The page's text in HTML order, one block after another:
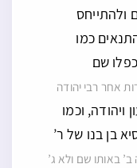
ולהתייחס
כמו
שם
אחר רבי יהודה
וכמו
בן בנו של ר’
באותו שם ולא ג’